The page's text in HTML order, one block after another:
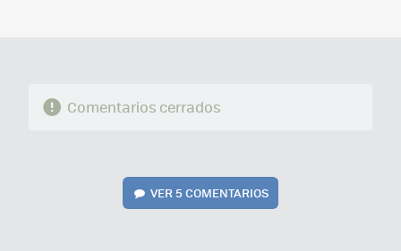
Comentarios cerrados
VER 5 COMENTARIOS